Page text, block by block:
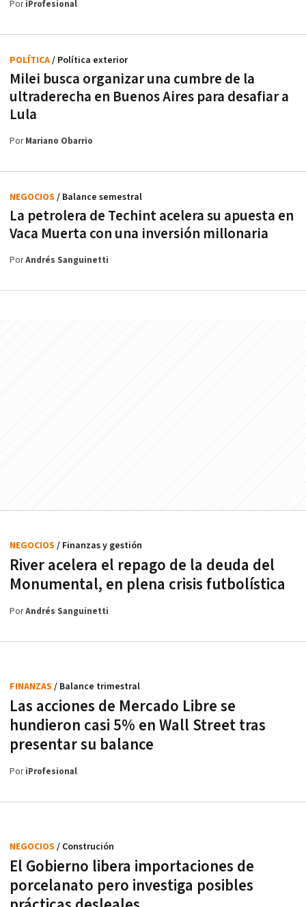
PoriProfesional
Milei busca organizar una cumbre de la
ultraderecha en Buenos Aires para desafiar a
Lula
POLÍTICA/ Política exterior
PorMariano Obarrio
La petrolera de Techint acelera su apuesta en
Vaca Muerta con una inversión millonaria
NEGOCIOS / Balance semestral
PorAndrés Sanguinetti
River acelera el repago de la deuda del
Monumental, en plena crisis futbolística
NEGOCIOS / Finanzas y gestión
PorAndrés Sanguinetti
Las acciones de Mercado Libre se
hundieron casi 5% en Wall Street tras
presentar su balance
FINANZAS / Balance trimestral
PoriProfesional
El Gobierno libera importaciones de
porcelanato pero investiga posibles
NEGOCIOS / Construción